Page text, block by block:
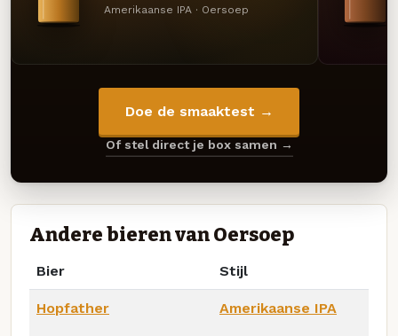
Amerikaanse IPA · Oersoep
Doe de smaaktest →
Of stel direct je box samen →
Andere bieren van Oersoep
Bier Stijl
Hopfather Amerikaanse IPA